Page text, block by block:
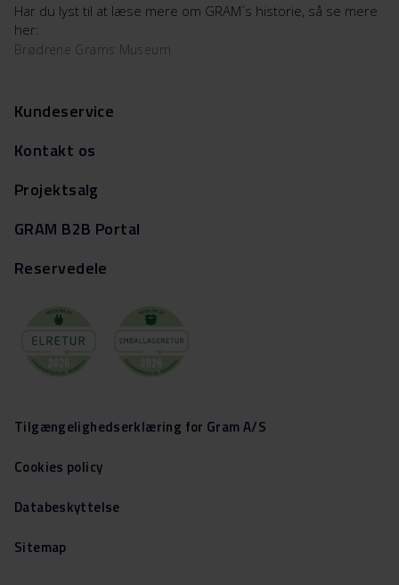
Har du lyst til at læse mere om GRAM´s historie, så se mere
her:
Brødrene Grams Museum
Kundeservice
Kontakt os
Projektsalg
GRAM B2B Portal
Reservedele
Tilgængelighedserklæring for Gram A/S
Cookies policy
Databeskyttelse
Sitemap